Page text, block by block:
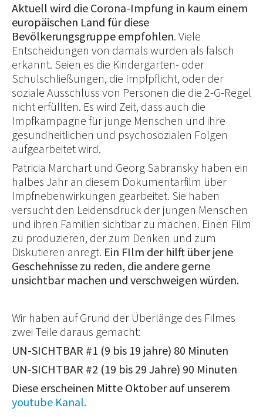
Aktuell wird die Corona-Impfung in kaum einem
europäischen Land für diese
Bevölkerungsgruppe empfohlen. Viele
Entscheidungen von damals wurden als falsch
erkannt. Seien es die Kindergarten- oder
Schulschließungen, die Impfpflicht, oder der
soziale Ausschluss von Personen die die 2-G-Regel
nicht erfüllten. Es wird Zeit, dass auch die
Impfkampagne für junge Menschen und ihre
gesundheitlichen und psychosozialen Folgen
aufgearbeitet wird.
Patricia Marchart und Georg Sabransky haben ein
halbes Jahr an diesem Dokumentarfilm über
Impfnebenwirkungen gearbeitet. Sie haben
versucht den Leidensdruck der jungen Menschen
und ihren Familien sichtbar zu machen. Einen Film
zu produzieren, der zum Denken und zum
Diskutieren anregt. Ein FIlm der hilft über jene
Geschehnisse zu reden, die andere gerne
unsichtbar machen und verschweigen würden.
Wir haben auf Grund der Überlänge des Filmes
zwei Teile daraus gemacht:
UN-SICHTBAR #1 (9 bis 19 jahre) 80 Minuten
UN-SICHTBAR #2 (19 bis 29 Jahre) 90 Minuten
Diese erscheinen Mitte Oktober auf unserem
youtube Kanal.